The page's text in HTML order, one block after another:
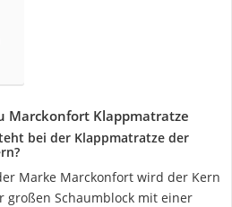
Marckonfort Klappmatratze
bei der Klappmatratze der
Marke Marckonfort wird der Kern
großen Schaumblock mit einer